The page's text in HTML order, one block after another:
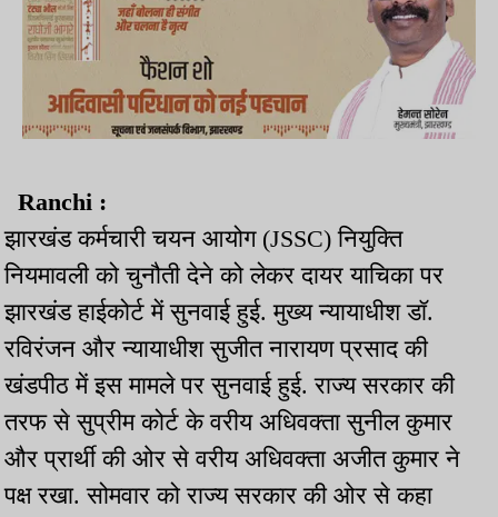
Ranchi :
झारखंड कर्मचारी चयन आयोग (JSSC) नियुक्ति
नियमावली को चुनौती देने को लेकर दायर याचिका पर
झारखंड हाईकोर्ट में सुनवाई हुई. मुख्य न्यायाधीश डॉ.
रविरंजन और न्यायाधीश सुजीत नारायण प्रसाद की
खंडपीठ में इस मामले पर सुनवाई हुई. राज्य सरकार की
तरफ से सुप्रीम कोर्ट के वरीय अधिवक्ता सुनील कुमार
और प्रार्थी की ओर से वरीय अधिवक्ता अजीत कुमार ने
पक्ष रखा. सोमवार को राज्य सरकार की ओर से कहा